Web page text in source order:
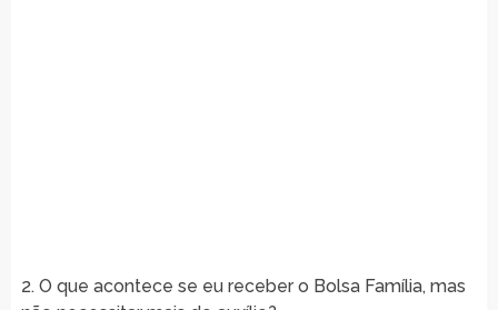
2. O que acontece se eu receber o Bolsa Família, mas